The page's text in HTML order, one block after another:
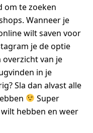
om te zoeken
Wanneer je
wilt saven voor
je de optie
van je
in je
Sla dan alvast alle
Super
hebben en weer